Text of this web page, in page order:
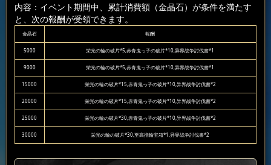
内容：イベント期間中、累計消費額（金晶石）が条件を満たす
と、次の報酬が受領できます。
金晶石 報酬
5000 栄光の輪の破片*5,赤青鬼っ子の破片*10,异界战争討伐書*1
9000 栄光の輪の破片*5,赤青鬼っ子の破片*10,异界战争討伐書*1
15000 栄光の輪の破片*15,赤青鬼っ子の破片*10,异界战争討伐書*2
20000 栄光の輪の破片*15,赤青鬼っ子の破片*10,异界战争討伐書*2
25000 栄光の輪の破片*30,赤青鬼っ子の破片*10,异界战争討伐書*2
30000 栄光の輪の破片*30,至高指輪宝箱*1,异界战争討伐書*2